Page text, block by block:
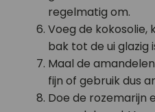
regelmatig om.
Voeg de kokosolie,
bak tot de ui glazig
Maal de
fijn of gebruik dus
Doe de rozemarijn